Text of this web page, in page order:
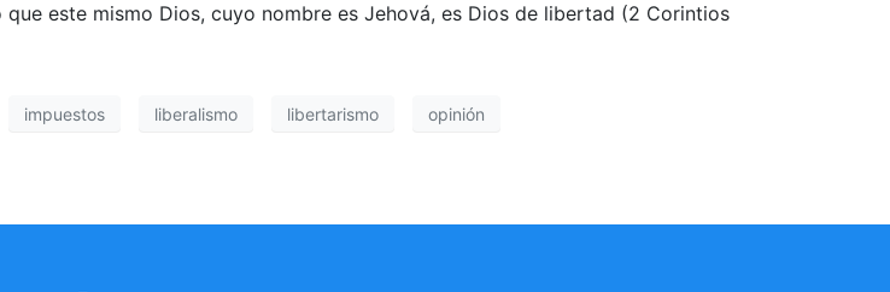
este mismo Dios, cuyo nombre es Jehová, es Dios de libertad (2 Corintios
impuestos liberalismo libertarismo opinión